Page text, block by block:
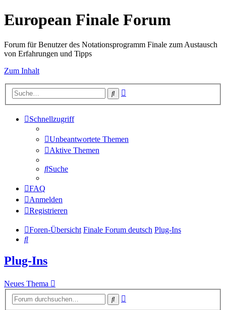
European Finale Forum
Forum für Benutzer des Notationsprogramm Finale zum Austausch
von Erfahrungen und Tipps
Zum Inhalt
Suche
Schnellzugriff
Unbeantwortete Themen
Aktive Themen
Suche
FAQ
Anmelden
Registrieren
Foren-Übersicht Finale Forum deutsch Plug-Ins
Suche
Plug-Ins
Neues Thema
Suche